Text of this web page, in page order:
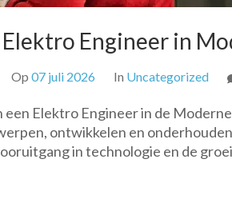
Elektro Engineer in
Op 07 juli 2026 In Uncategorized
Elektro Engineer in de
ontwikkelen en
in technologie en de